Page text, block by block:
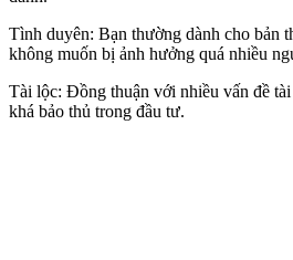
Tình duyên: Bạn thường dành cho bản
không muốn bị ảnh hưởng quá nhiều
Tài lộc: Đồng thuận với nhiều vấn đề
khá bảo thủ trong đầu tư.